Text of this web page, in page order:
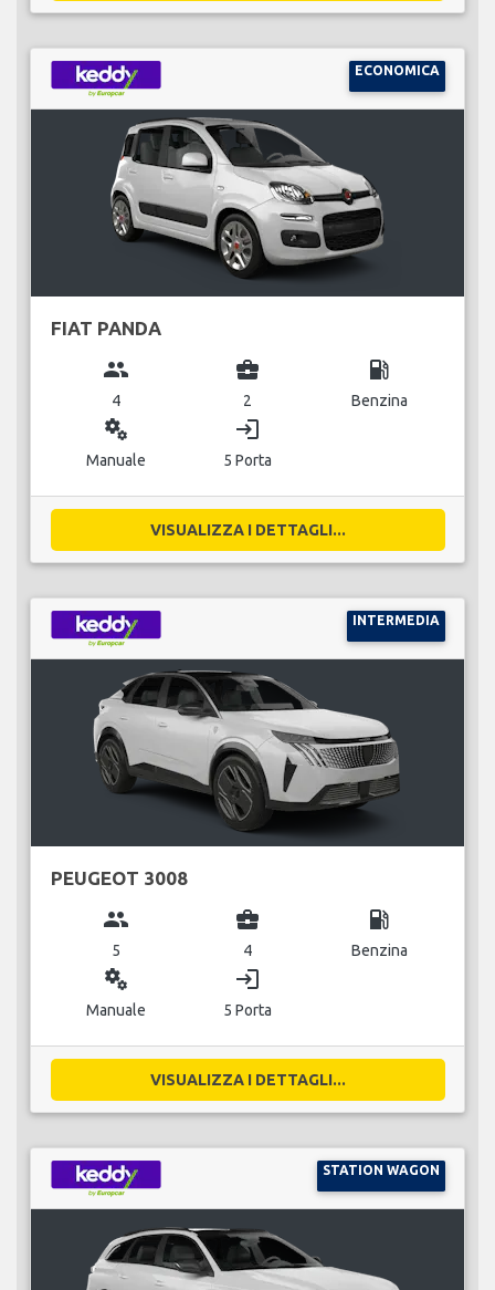
ECONOMICA
FIAT PANDA
group
4
business_center
2
local_gas_station
Benzina
miscellaneous_services
Manuale
login
5 Porta
VISUALIZZA I DETTAGLI...
INTERMEDIA
PEUGEOT 3008
group
5
business_center
4
local_gas_station
Benzina
miscellaneous_services
Manuale
login
5 Porta
VISUALIZZA I DETTAGLI...
STATION WAGON